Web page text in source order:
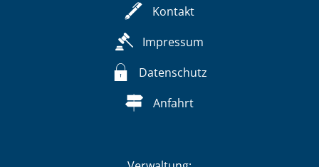
Kontakt
Impressum
Datenschutz
Anfahrt